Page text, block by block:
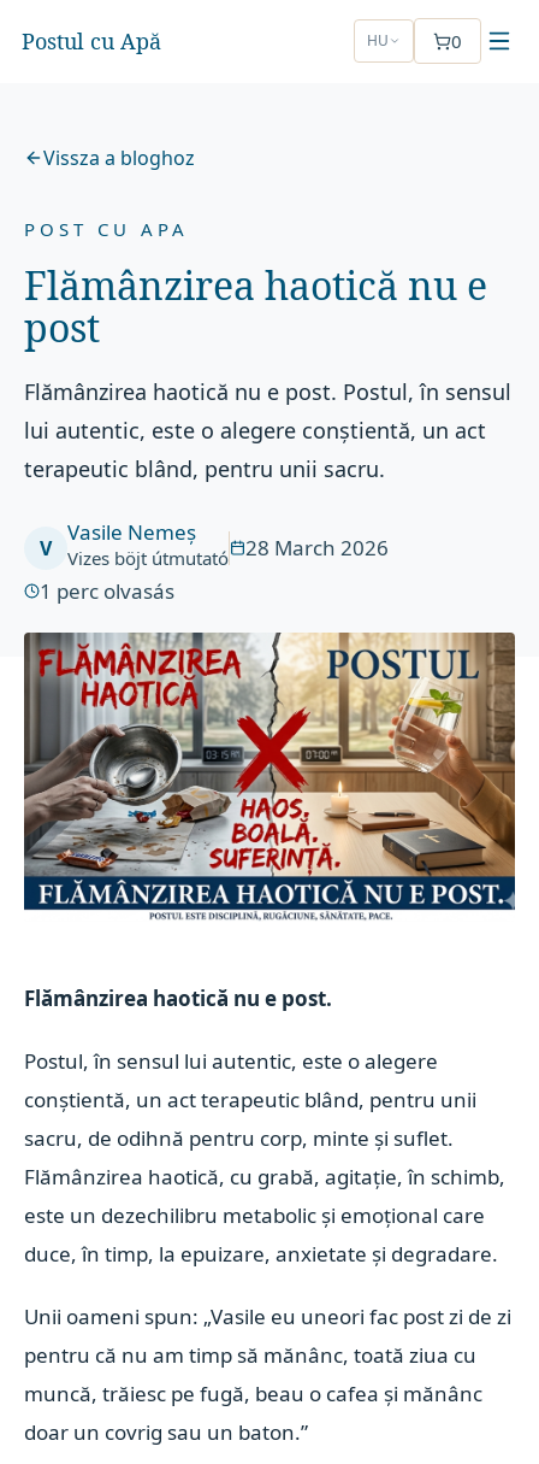
Postul cu Apă HU 0
Vissza a bloghoz
POST CU APA
Flămânzirea haotică nu e
post
Flămânzirea haotică nu e post. Postul, în sensul
lui autentic, este o alegere conștientă, un act
terapeutic blând, pentru unii sacru.
V
Vasile Nemeș
Vizes böjt útmutató
28 March 2026
1 perc olvasás
Flămânzirea haotică nu e post.
Postul, în sensul lui autentic, este o alegere
conștientă, un act terapeutic blând, pentru unii
sacru, de odihnă pentru corp, minte și suflet.
Flămânzirea haotică, cu grabă, agitație, în schimb,
este un dezechilibru metabolic și emoțional care
duce, în timp, la epuizare, anxietate și degradare.
Unii oameni spun: „Vasile eu uneori fac post zi de zi
pentru că nu am timp să mănânc, toată ziua cu
muncă, trăiesc pe fugă, beau o cafea și mănânc
doar un covrig sau un baton.”